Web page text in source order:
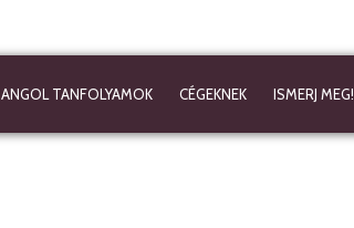
ANGOL TANFOLYAMOK CÉGEKNEK ISMERJ MEG!